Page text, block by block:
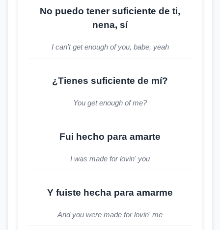
No puedo tener suficiente de ti,
nena, sí
I can't get enough of you, babe, yeah
¿Tienes suficiente de mí?
You get enough of me?
Fui hecho para amarte
I was made for lovin' you
Y fuiste hecha para amarme
And you were made for lovin' me